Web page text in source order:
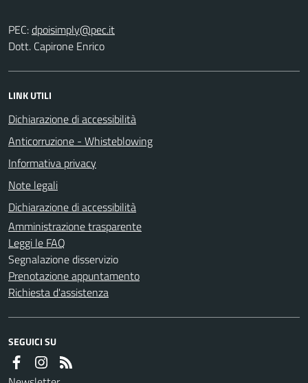
PEC:
Dott. Capirone Enrico
LINK UTILI
Dichiarazione di accessibilità
Anticorruzione - Whisteblowing
Informativa privacy
Note legali
Dichiarazione di accessibilità
Amministrazione trasparente
Leggi le FAQ
Segnalazione disservizio
Prenotazione appuntamento
Richiesta d'assistenza
SEGUICI SU